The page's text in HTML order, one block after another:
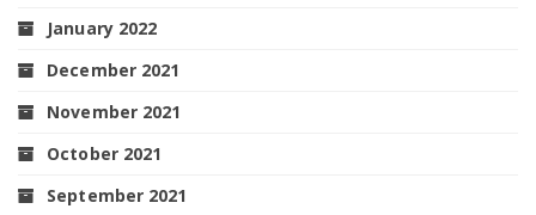
January 2022
December 2021
November 2021
October 2021
September 2021